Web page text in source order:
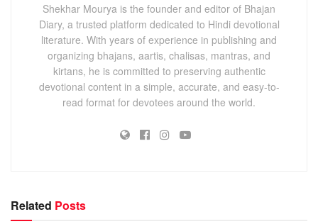
Shekhar Mourya is the founder and editor of Bhajan
Diary, a trusted platform dedicated to Hindi devotional
literature. With years of experience in publishing and
organizing bhajans, aartis, chalisas, mantras, and
kirtans, he is committed to preserving authentic
devotional content in a simple, accurate, and easy-to-
read format for devotees around the world.
Related Posts